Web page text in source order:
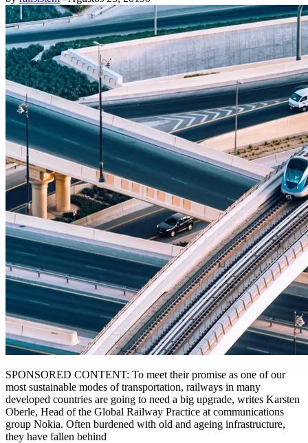
SPONSORED CONTENT: To meet their promise as one of our
most sustainable modes of transportation, railways in many
developed countries are going to need a big upgrade, writes Karsten
Oberle, Head of the Global Railway Practice at communications
group Nokia. Often burdened with old and ageing infrastructure,
they have fallen behind